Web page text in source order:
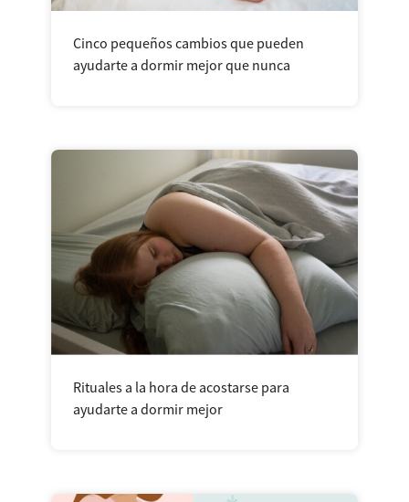
Cinco pequeños cambios que pueden
ayudarte a dormir mejor que nunca
Rituales a la hora de acostarse para
ayudarte a dormir mejor